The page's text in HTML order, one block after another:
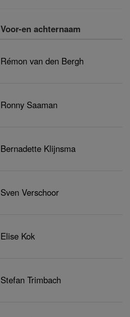
Voor-en achternaam
Rémon van den Bergh
Ronny Saaman
Bernadette Klijnsma
Sven Verschoor
Elise Kok
Stefan Trimbach